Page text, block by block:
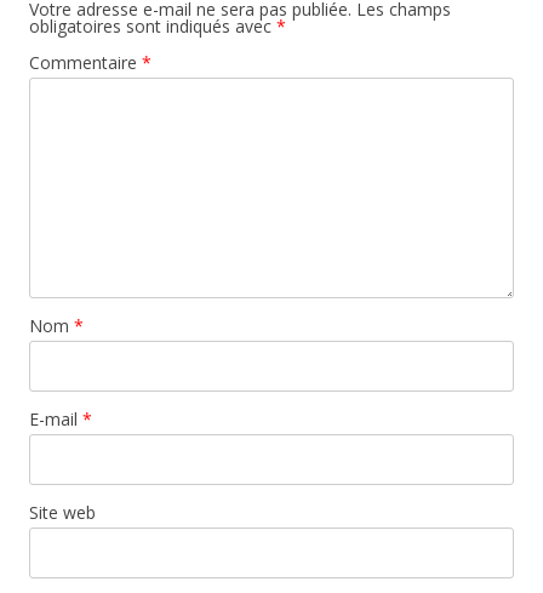
Votre adresse e-mail ne sera pas publiée. Les champs
obligatoires sont indiqués avec *
Commentaire *
Nom *
E-mail *
Site web